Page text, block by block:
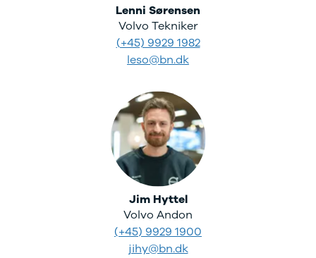
Arteon
California
Crafter
T-Cross
The Beetle
Transporter
e-Transporter
Caddy Maxi
Volvo
Se alle Volvo
SUV
Stationcar
EX30
Lenni Sørensen
Volvo Tekniker
(+45) 9929 1982
leso@bn.dk
Jim Hyttel
Volvo Andon
(+45) 9929 1900
jihy@bn.dk